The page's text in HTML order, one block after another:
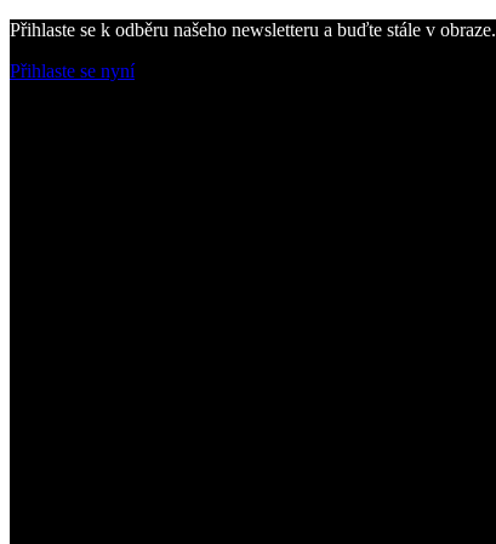
Přihlaste se k odběru našeho newsletteru a buďte stále v obraze.
Přihlaste se nyní